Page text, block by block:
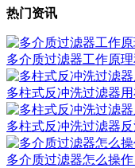
热门资讯
多介质过滤器工作原理
多柱式反冲洗过滤器
多柱式反冲洗过滤器
多介质过滤器怎么操